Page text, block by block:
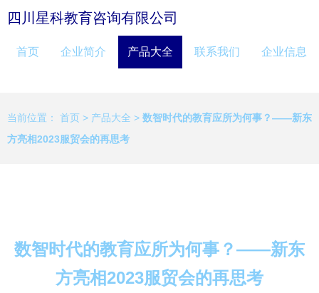
四川星科教育咨询有限公司
首页 企业简介 产品大全 联系我们 企业信息
当前位置： 首页 > 产品大全 > 数智时代的教育应所为何事？——新东
方亮相2023服贸会的再思考
数智时代的教育应所为何事？——新东
方亮相2023服贸会的再思考